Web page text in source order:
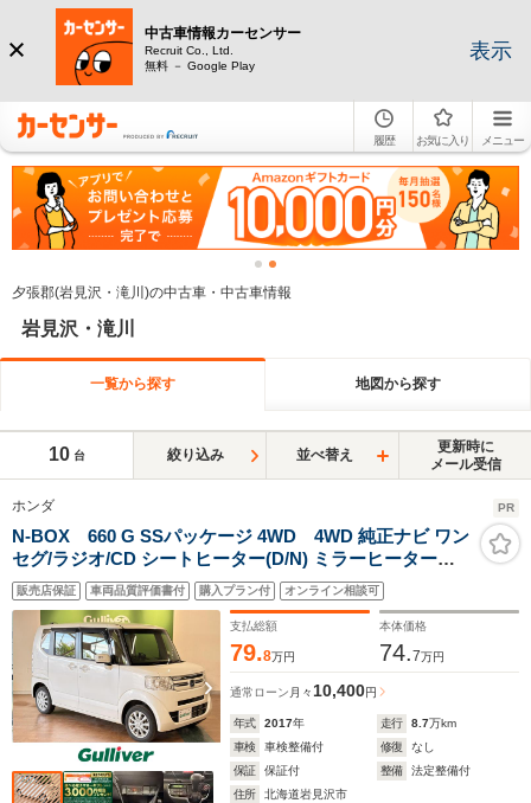
中古車情報カーセンサー
Recruit Co., Ltd.
無料 － Google Play
表示
履歴 お気に入り メニュー
夕張郡(岩見沢・滝川)の中古車・中古車情報
岩見沢・滝川
一覧から探す 地図から探す
10 台 絞り込み 並べ替え
更新時に
メール受信
ホンダ PR
N-BOX 660 G SSパッケージ 4WD 4WD 純正ナビ ワン
セグ/ラジオ/CD シートヒーター(D/N) ミラーヒーター
ETC 片側パワースライドドア HIDヘッドライト プッシュ
スタート スマートキー スペアキー フロアマット ドアバ
イザー
販売店保証 車両品質評価書付 購入プラン付 オンライン相談可
支払総額
79.8万円
本体価格
74.7万円
通常ローン 月々10,400円
年式 2017年 走行 8.7万km
車検
車検整備付 修復
なし
保証
保証付 整備
法定整備付
住所
北海道岩見沢市